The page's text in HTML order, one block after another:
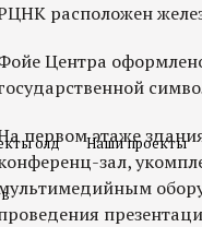
олд Наши проекты
расположен
Центра
первом этаже
зал,